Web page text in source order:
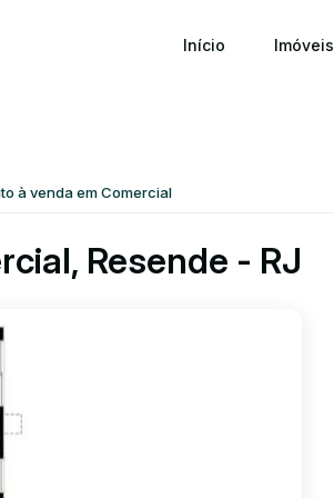
Início Imóveis
à venda em Comercial
Resende - RJ